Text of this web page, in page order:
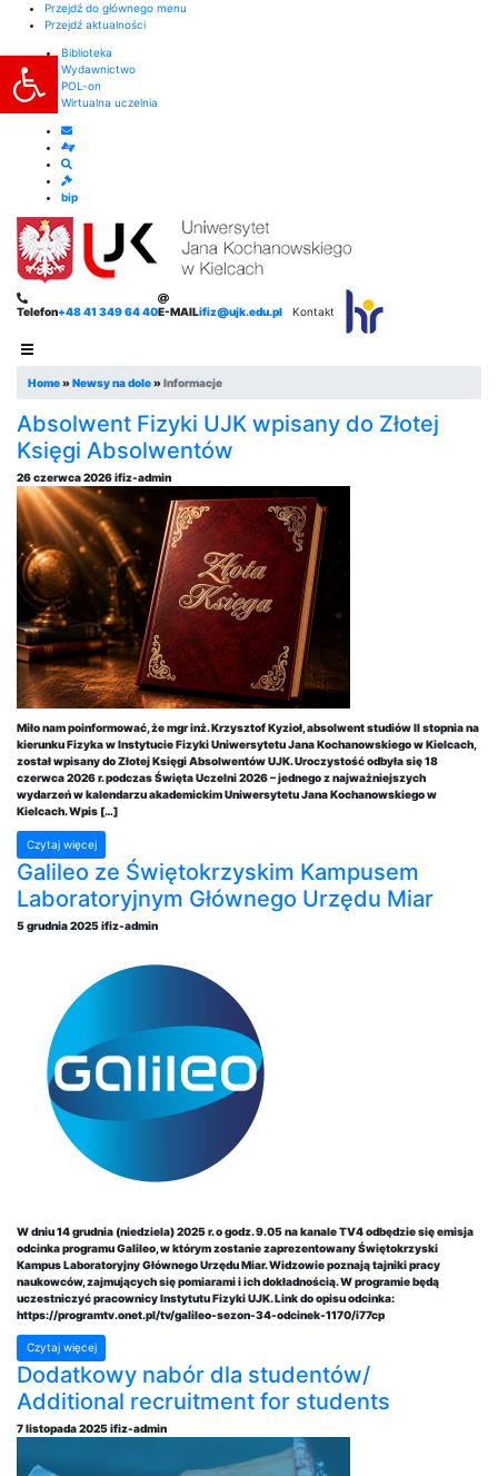
Otwórz pasek narzędzi
Przejdź do głównego menu
Przejdź aktualności
Biblioteka
Wydawnictwo
POL-on
Wirtualna uczelnia
bip
Telefon+48 41 349 64 40E-MAILifiz@ujk.edu.pl Kontakt
Home»Newsy na dole»Informacje
Absolwent Fizyki UJK wpisany do Złotej
Księgi Absolwentów
26 czerwca 2026ifiz-admin
Miło nam poinformować, że mgr inż. Krzysztof Kyzioł, absolwent studiów II stopnia na
kierunku Fizyka w Instytucie Fizyki Uniwersytetu Jana Kochanowskiego w Kielcach,
został wpisany do Złotej Księgi Absolwentów UJK. Uroczystość odbyła się 18
czerwca 2026 r. podczas Święta Uczelni 2026 – jednego z najważniejszych
wydarzeń w kalendarzu akademickim Uniwersytetu Jana Kochanowskiego w
Kielcach. Wpis […]
Czytaj więcej
Galileo ze Świętokrzyskim Kampusem
Laboratoryjnym Głównego Urzędu Miar
5 grudnia 2025ifiz-admin
W dniu 14 grudnia (niedziela) 2025 r. o godz. 9.05 na kanale TV4 odbędzie się emisja
odcinka programu Galileo, w którym zostanie zaprezentowany Świętokrzyski
Kampus Laboratoryjny Głównego Urzędu Miar. Widzowie poznają tajniki pracy
naukowców, zajmujących się pomiarami i ich dokładnością. W programie będą
uczestniczyć pracownicy Instytutu Fizyki UJK. Link do opisu odcinka:
https://programtv.onet.pl/tv/galileo-sezon-34-odcinek-1170/i77cp
Czytaj więcej
Dodatkowy nabór dla studentów/
Additional recruitment for students
7 listopada 2025ifiz-admin